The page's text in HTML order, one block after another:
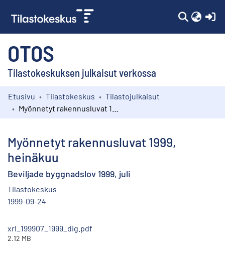
OTOS
Tilastokeskuksen julkaisut verkossa
Kokoelmat
Etusivu Tilastokeskus
Tilastojulkaisut
Myönnetyt rakennusluvat 1999,
heinäkuu
Beviljade byggnadslov 1999, juli
Tilastokeskus
1999-09-24
xrl_199907_1999_dig.pdf
2.12 MB